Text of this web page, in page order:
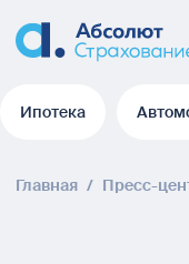
Ипотека
Главная / Пресс-